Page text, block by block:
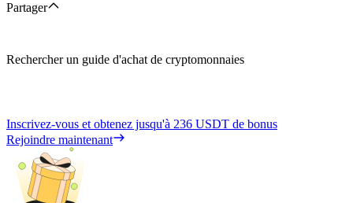
Partager
Rechercher un guide d'achat de cryptomonnaies
Inscrivez-vous et obtenez jusqu'à 236 USDT de bonus
Rejoindre maintenant